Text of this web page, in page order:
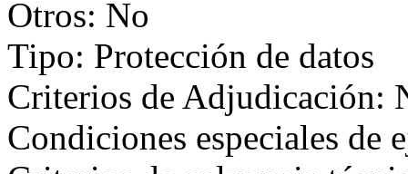
Otros: No
Tipo: Protección de datos
Criterios de Adjudicación:
Condiciones especiales de